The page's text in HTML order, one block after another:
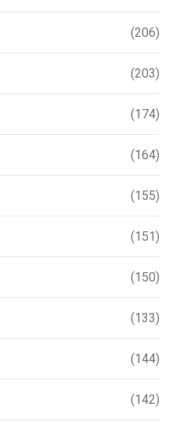
(206)
(203)
(174)
(164)
(155)
(151)
(150)
(133)
(144)
(142)